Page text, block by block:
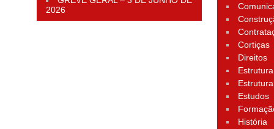
2026
Cortiças
Direitos
Estudos
História